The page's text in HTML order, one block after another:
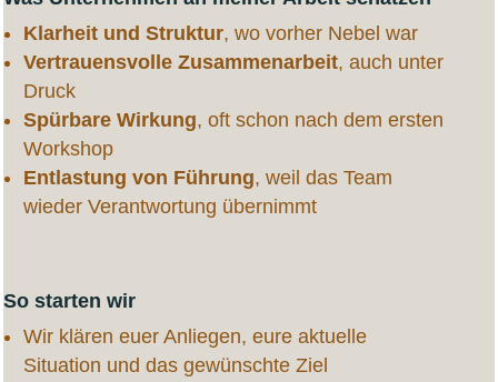
Klarheit und Struktur, wo vorher Nebel war
Vertrauensvolle Zusammenarbeit, auch unter
Druck
Spürbare Wirkung, oft schon nach dem ersten
Workshop
Entlastung von Führung, weil das Team
wieder Verantwortung übernimmt
So starten wir
Wir klären euer Anliegen, eure aktuelle
Situation und das gewünschte Ziel